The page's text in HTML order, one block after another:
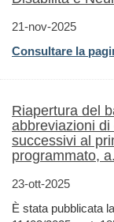
21-nov-2025
Consultare la
Riapertura del
abbreviazioni di
successivi al
programmato,
23-ott-2025
È stata pubblicata